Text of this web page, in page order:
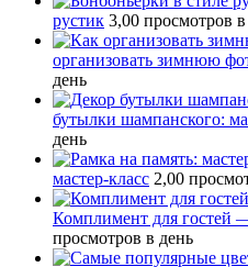
рустик 3,00 просмотров
организовать зимнюю
день
бутылки шампанского:
день
мастер-класс 2,00
Комплимент для гостей
просмотров в день